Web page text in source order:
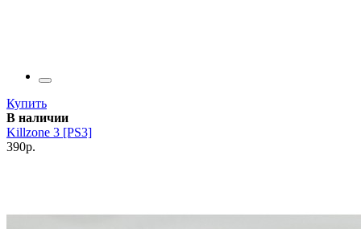
Купить
В наличии
Killzone 3 [PS3]
390р.